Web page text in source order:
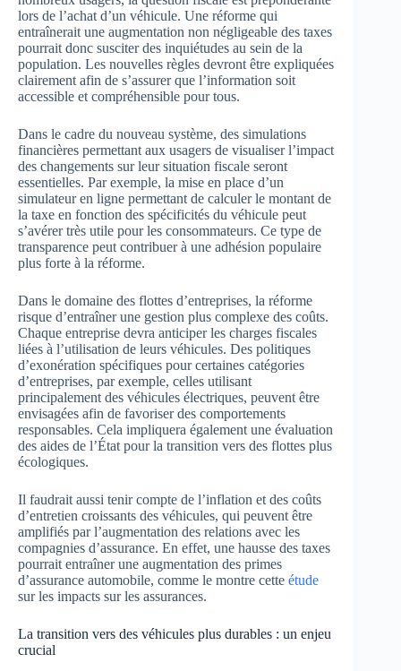
lors de l’achat d’un véhicule. Une réforme qui
entraînerait une augmentation non négligeable des taxes
pourrait donc susciter des inquiétudes au sein de la
population. Les nouvelles règles devront être expliquées
clairement afin de s’assurer que l’information soit
accessible et compréhensible pour tous.
Dans le cadre du nouveau système, des simulations
financières permettant aux usagers de visualiser l’impact
des changements sur leur situation fiscale seront
essentielles. Par exemple, la mise en place d’un
simulateur en ligne permettant de calculer le montant de
la taxe en fonction des spécificités du véhicule peut
s’avérer très utile pour les consommateurs. Ce type de
transparence peut contribuer à une adhésion populaire
plus forte à la réforme.
Dans le domaine des flottes d’entreprises, la réforme
risque d’entraîner une gestion plus complexe des coûts.
Chaque entreprise devra anticiper les charges fiscales
liées à l’utilisation de leurs véhicules. Des politiques
d’exonération spécifiques pour certaines catégories
d’entreprises, par exemple, celles utilisant
principalement des véhicules électriques, peuvent être
envisagées afin de favoriser des comportements
responsables. Cela impliquera également une évaluation
des aides de l’État pour la transition vers des flottes plus
écologiques.
Il faudrait aussi tenir compte de l’inflation et des coûts
d’entretien croissants des véhicules, qui peuvent être
amplifiés par l’augmentation des relations avec les
compagnies d’assurance. En effet, une hausse des taxes
pourrait entraîner une augmentation des primes
d’assurance automobile, comme le montre cette étude
sur les impacts sur les assurances.
La transition vers des véhicules plus durables : un enjeu
crucial